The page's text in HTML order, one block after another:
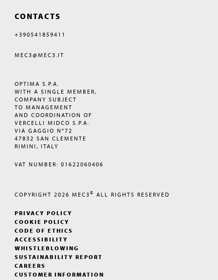
CONTACTS
+390541859411
MEC3@MEC3.IT
OPTIMA S.P.A.
WITH A SINGLE MEMBER,
COMPANY SUBJECT
TO MANAGEMENT
AND COORDINATION OF
VERCELLI MIDCO S.P.A.
VIA GAGGIO N°72
47832 SAN CLEMENTE
RIMINI, ITALY
VAT NUMBER: 01622060406
COPYRIGHT 2026 MEC3© ALL RIGHTS RESERVED
PRIVACY POLICY
COOKIE POLICY
CODE OF ETHICS
ACCESSIBILITY
WHISTLEBLOWING
SUSTAINABILITY REPORT
CAREERS
CUSTOMER INFORMATION